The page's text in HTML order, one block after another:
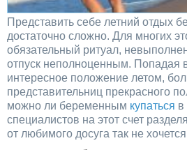
Представить себе летний отдых
достаточно сложно. Для многих
обязательный ритуал,
отпуск неполноценным. Попадая
интересное положение летом,
представительниц прекрасного
можно ли беременным купаться в
специалистов на этот счет
от любимого досуга так не